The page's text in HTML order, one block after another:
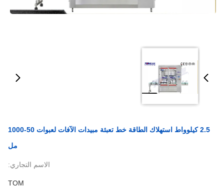
2.5 كيلوواط استهلاك الطاقة خط تعبئة مبيدات الآفات لعبوات 50-1000
مل
الاسم التجاري:
TOM